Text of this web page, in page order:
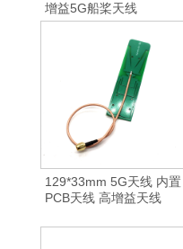
增益5G船桨天线
129*33mm 5G天线 内置
PCB天线 高增益天线